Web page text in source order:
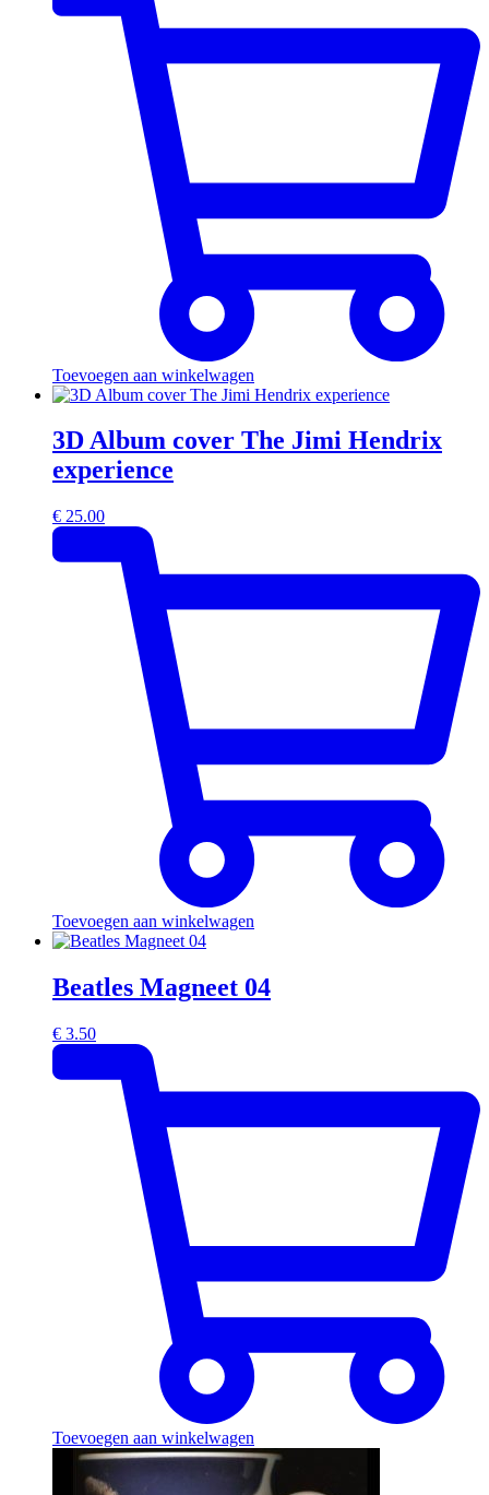
Toevoegen aan winkelwagen
3D Album cover The Jimi Hendrix
experience
€ 25.00
Toevoegen aan winkelwagen
Beatles Magneet 04
€ 3.50
Toevoegen aan winkelwagen